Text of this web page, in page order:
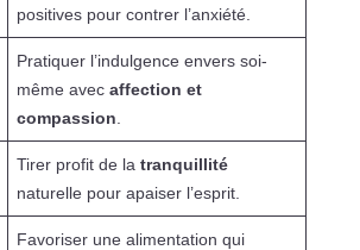
positives pour contrer l’anxiété.
Pratiquer l’indulgence envers soi-
même avec affection et
compassion
Tirer profit de la tranquillité
naturelle pour apaiser l’esprit.
Favoriser une alimentation qui